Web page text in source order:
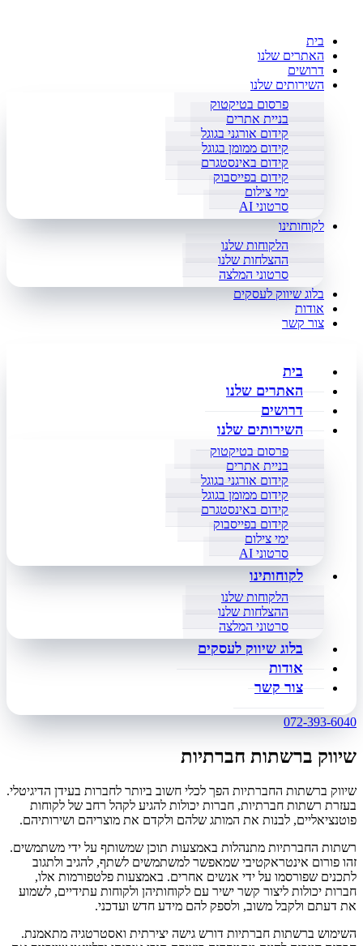
בית
האתרים שלנו
דרושים
השירותים שלנו
פרסום בטיקטוק
בניית אתרים
קידום אורגני בגוגל
קידום ממומן בגוגל
קידום באינסטגרם
קידום בפייסבוק
ימי צילום
סרטוני AI
לקוחותינו
הלקוחות שלנו
ההצלחות שלנו
סרטוני המלצה
בלוג שיווק לעסקים
אודות
צור קשר
בית
האתרים שלנו
דרושים
השירותים שלנו
פרסום בטיקטוק
בניית אתרים
קידום אורגני בגוגל
קידום ממומן בגוגל
קידום באינסטגרם
קידום בפייסבוק
ימי צילום
סרטוני AI
לקוחותינו
הלקוחות שלנו
ההצלחות שלנו
סרטוני המלצה
בלוג שיווק לעסקים
אודות
צור קשר
072-393-6040
שיווק ברשתות חברתיות
שיווק ברשתות החברתיות הפך לכלי חשוב ביותר לחברות בעידן הדיגיטלי.
בעזרת רשתות חברתיות, חברות יכולות להגיע לקהל רחב של לקוחות
פוטנציאליים, לבנות את המותג שלהם ולקדם את מוצריהם ושירותיהם.
רשתות החברתיות מתנהלות באמצעות תוכן שמשותף על ידי משתמשים.
זהו פורום אינטראקטיבי שמאפשר למשתמשים לשתף, להגיב ולתגוב
לתכנים שפורסמו על ידי אנשים אחרים. באמצעות פלטפורמות אלו,
חברות יכולות ליצור קשר ישיר עם לקוחותיהן ולקוחות עתידיים, לשמוע
את דעתם ולקבל משוב, ולספק להם מידע חדש ועדכני.
השימוש ברשתות חברתיות דורש גישה יצירתית ואסטרטגיה מתאמנת.